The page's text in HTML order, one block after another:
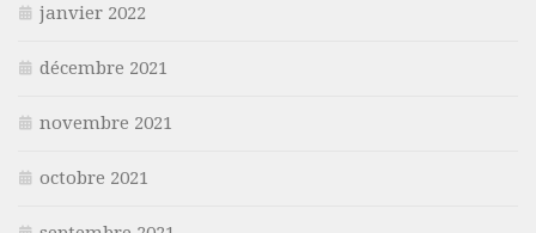
janvier 2022
décembre 2021
novembre 2021
octobre 2021